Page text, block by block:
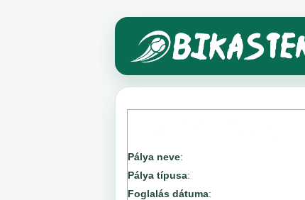
Pálya neve:
Pálya típusa:
Foglalás dátuma: